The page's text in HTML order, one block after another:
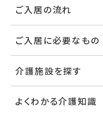
ご入居の流れ
ご入居に必要なもの
介護施設を探す
よくわかる介護知識